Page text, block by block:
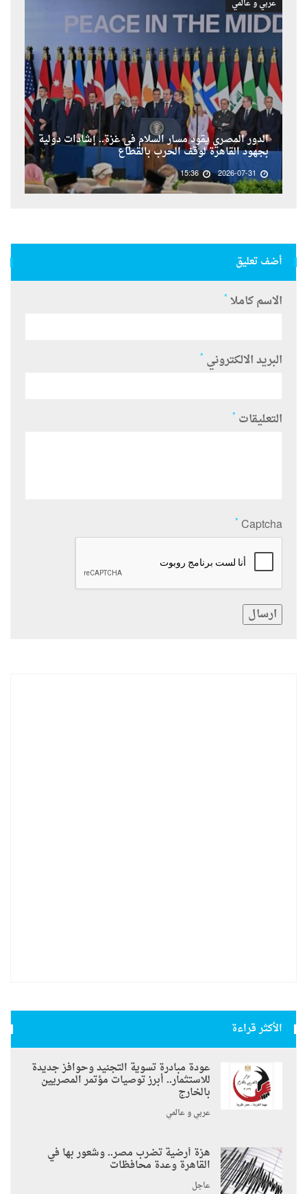
عربي و عالمي
الدور المصري يقود مسار السلام في غزة.. إشادات دولية
بجهود القاهرة لوقف الحرب بالقطاع
2026-07-31
15:36
أضف تعليق
الاسم كاملا *
البريد الالكتروني *
التعليقات *
Captcha
*
ارسال
الأكثر قراءة
عودة مبادرة تسوية التجنيد وحوافز جديدة
للاستثمار.. أبرز توصيات مؤتمر المصريين
بالخارج
عربي و عالمي
هزة أرضية تضرب مصر.. وشعور بها في
القاهرة وعدة محافظات
عاجل